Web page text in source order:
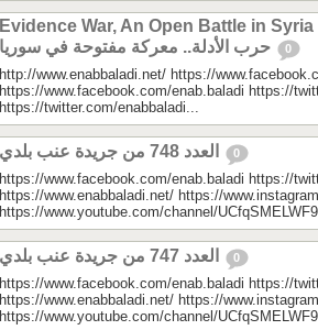
Evidence War, An Open Battle in Syria
0
http://www.enabbaladi.net/ https://
https://www.facebook.com/enab.baladi https://
https://twitter.com/enabbaladi...
0
https://www.facebook.com/enab.baladi https://
https://www.enabbaladi.net/ https://
https://www.youtube.com/channel/
0
https://www.facebook.com/enab.baladi https://
https://www.enabbaladi.net/ https://
https://www.youtube.com/channel/